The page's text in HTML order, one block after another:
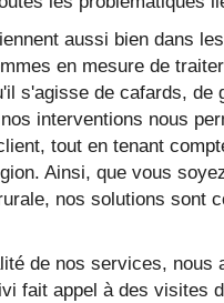
aussi bien dans
en mesure de
s'agisse de cafards, de
interventions nous
tout en tenant
Ainsi, que vous
nos solutions sont
de nos services, nous
fait appel à des visites